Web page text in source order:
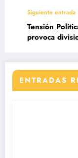
Siguiente entrada
Tensión
provoca
ENTRADAS